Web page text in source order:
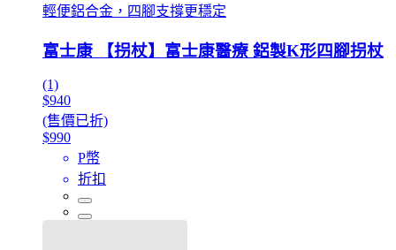
輕便鋁合金，四腳支撐更穩定
富士康 【拐杖】富士康醫療 鋁製K形四腳拐杖
(1)
$940
(售價已折)
$990
P幣
折扣